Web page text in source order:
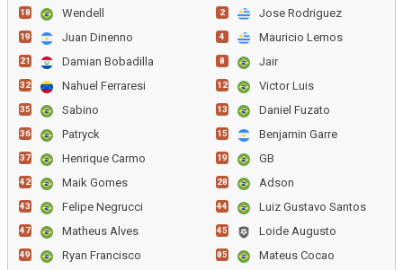
18 Wendell
19 Juan Dinenno
21 Damian Bobadilla
32 Nahuel Ferraresi
35 Sabino
36 Patryck
37 Henrique Carmo
42 Maik Gomes
43 Felipe Negrucci
47 Matheus Alves
49 Ryan Francisco
2 Jose Rodriguez
4 Mauricio Lemos
8 Jair
12 Victor Luis
13 Daniel Fuzato
15 Benjamin Garre
19 GB
28 Adson
44 Luiz Gustavo Santos
45 Loide Augusto
85 Mateus Cocao